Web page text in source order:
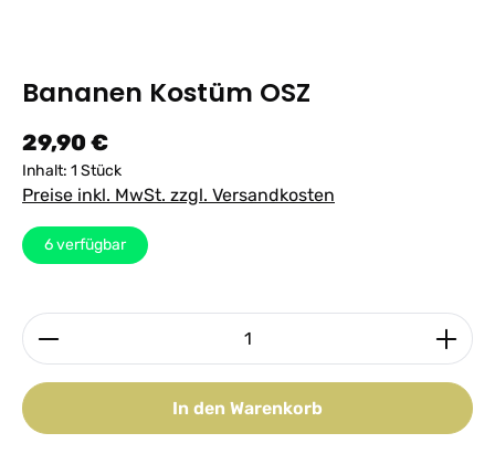
Bananen Kostüm OSZ
Regulärer Preis:
29,90 €
Inhalt: 1 Stück
Preise inkl. MwSt. zzgl. Versandkosten
6verfügbar
Produkt Anzahl: Gib den gewünschten Wert ein
In den Warenkorb